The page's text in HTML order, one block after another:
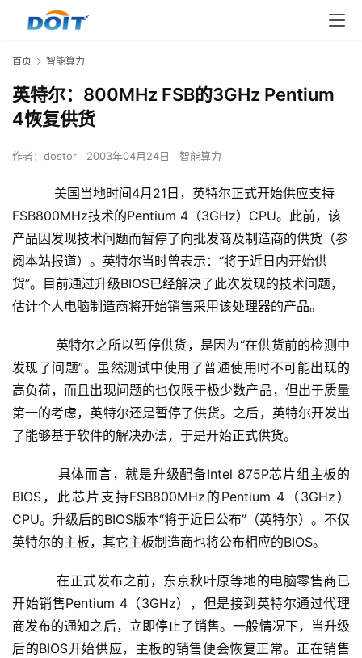
首页 智能算力
英特尔：800MHz FSB的3GHz Pentium
4恢复供货
作者： dostor 2003年04月24日 智能算力
美国当地时间4月21日，英特尔正式开始供应支持
FSB800MHz技术的Pentium 4（3GHz）CPU。此前，该
产品因发现技术问题而暂停了向批发商及制造商的供货（参
阅本站报道）。英特尔当时曾表示：“将于近日内开始供
货”。目前通过升级BIOS已经解决了此次发现的技术问题，
估计个人电脑制造商将开始销售采用该处理器的产品。
英特尔之所以暂停供货，是因为“在供货前的检测中
发现了问题”。虽然测试中使用了普通使用时不可能出现的
高负荷，而且出现问题的也仅限于极少数产品，但出于质量
第一的考虑，英特尔还是暂停了供货。之后，英特尔开发出
了能够基于软件的解决办法，于是开始正式供货。
具体而言，就是升级配备Intel 875P芯片组主板的
BIOS，此芯片支持FSB800MHz的Pentium 4（3GHz）
CPU。升级后的BIOS版本“将于近日公布”（英特尔）。不仅
英特尔的主板，其它主板制造商也将公布相应的BIOS。
在正式发布之前，东京秋叶原等地的电脑零售商已
开始销售Pentium 4（3GHz），但是接到英特尔通过代理
商发布的通知之后，立即停止了销售。一般情况下，当升级
后的BIOS开始供应，主板的销售便会恢复正常。正在销售